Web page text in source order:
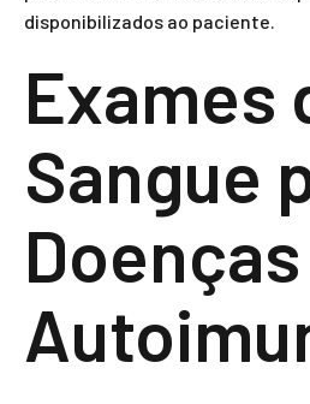
disponibilizados ao paciente.
Exames
Sangue
Doenças